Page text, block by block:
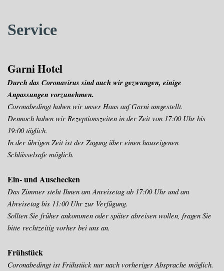
Service
Garni Hotel
Durch das Coronavirus sind auch wir gezwungen, einige
Anpassungen vorzunehmen.
Coronabedingt haben wir unser Haus auf Garni umgestellt.
Dennoch haben wir Rezeptionszeiten in der Zeit von 17:00 Uhr bis
19:00 täglich.
In der übrigen Zeit ist der Zugang über einen hauseigenen
Schlüsselsafe möglich.
Ein- und Auschecken
Das Zimmer steht Ihnen am Anreisetag ab 17:00 Uhr und am
Abreisetag bis 11:00 Uhr zur Verfügung.
Sollten Sie früher ankommen oder später abreisen wollen, fragen Sie
bitte rechtzeitig vorher bei uns an.
Frühstück
Coronabedingt ist Frühstück nur nach vorheriger Absprache möglich.